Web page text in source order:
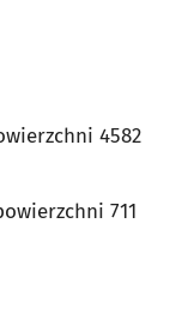
4582
711